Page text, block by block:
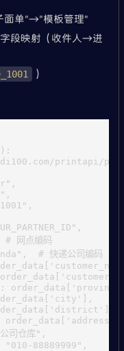
面单"→"模板管理"
字段映射（收件人→进
）
printapi/
网点编码
# 快递公司编码
司仓库",
"010-88889999",